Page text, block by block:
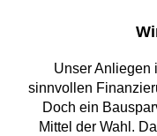
Unser Anliegen
sinnvollen
Doch ein
Mittel der Wahl.